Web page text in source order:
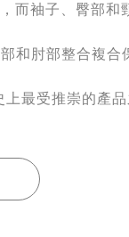
而袖子、臀部和
和肘部整合複
上最受推崇的產品